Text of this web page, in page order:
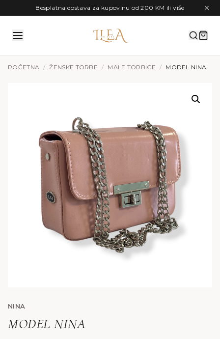
Preskoči na sadržajBesplatna dostava za kupovinu od 200 KM ili više
POČETNA / ŽENSKE TORBE / MALE TORBICE / MODEL NINA
NINA
MODEL NINA